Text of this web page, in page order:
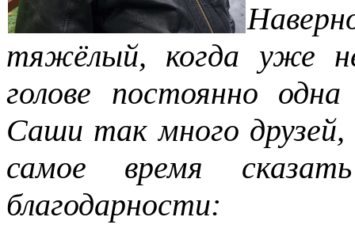
тяжёлый, когда уже
голове постоянно
Саши так много друзей,
самое время
благодарности: